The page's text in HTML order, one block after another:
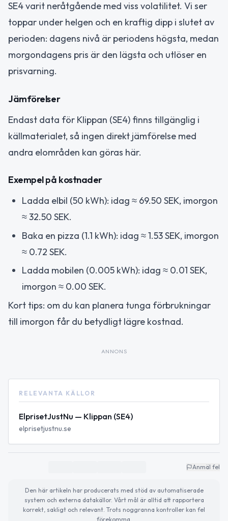
SE4 varit neråtgående med viss volatilitet. Vi ser
toppar under helgen och en kraftig dipp i slutet av
perioden: dagens nivå är periodens högsta, medan
morgondagens pris är den lägsta och utlöser en
prisvarning.
Jämförelser
Endast data för Klippan (SE4) finns tillgänglig i
källmaterialet, så ingen direkt jämförelse med
andra elområden kan göras här.
Exempel på kostnader
Ladda elbil (50 kWh): idag ≈ 69.50 SEK, imorgon
≈ 32.50 SEK.
Baka en pizza (1.1 kWh): idag ≈ 1.53 SEK, imorgon
≈ 0.72 SEK.
Ladda mobilen (0.005 kWh): idag ≈ 0.01 SEK,
imorgon ≈ 0.00 SEK.
Kort tips: om du kan planera tunga förbrukningar
till imorgon får du betydligt lägre kostnad.
ANNONS
RELEVANTA KÄLLOR
ElprisetJustNu — Klippan (SE4)
elprisetjustnu.se
Anmäl fel
Den här artikeln har producerats med stöd av automatiserade
system och externa datakällor. Vårt mål är alltid att rapportera
korrekt, sakligt och relevant. Trots noggranna kontroller kan fel
förekomma.